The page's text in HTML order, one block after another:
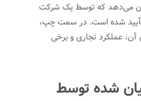
می‌دهد که توسط یک شرکت
شده است. در سمت چپ،
آن، عملکرد تجاری و برخی
شده توسط